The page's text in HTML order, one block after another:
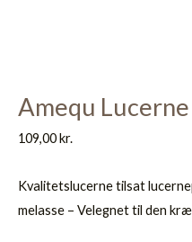
Amequ
109,00kr.
Kvalitetslucerne tilsat
melasse – Velegnet til den